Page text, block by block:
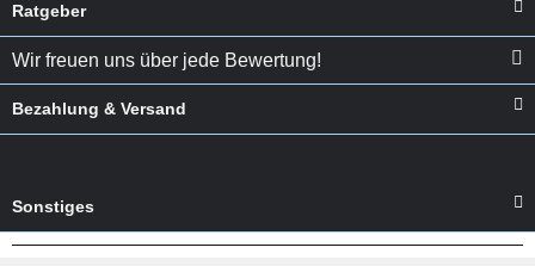
Ratgeber
Wir freuen uns über jede Bewertung!
Bezahlung & Versand
Sonstiges